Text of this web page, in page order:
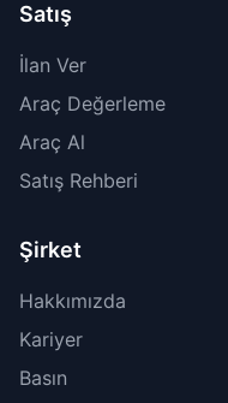
Satış
İlan Ver
Araç Değerleme
Araç Al
Satış Rehberi
Şirket
Hakkımızda
Kariyer
Basın